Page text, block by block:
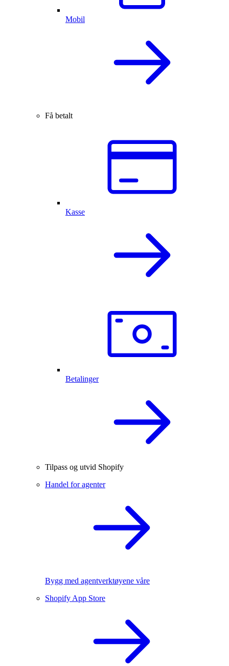
Mobil
Få betalt
Kasse
Betalinger
Tilpass og utvid Shopify
Handel for agenter
Bygg med agentverktøyene våre
Shopify App Store